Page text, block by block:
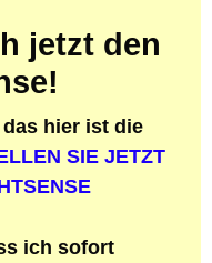
jetzt den
hier ist die
SIE JETZT
ich sofort